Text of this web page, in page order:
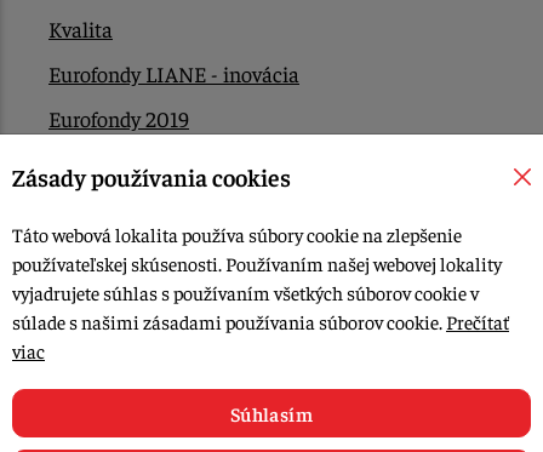
Kvalita
Eurofondy LIANE - inovácia
Eurofondy 2019
Eurofondy 2022/2023
Kontakt
© 2015-2026, LIANA GOLIAŠ s.r.o. všetky práva vyhradené.
Upraviť nastavenia Cookies
Zásady používania cookies
Táto webová lokalita používa súbory cookie na zlepšenie
používateľskej skúsenosti. Používaním našej webovej lokality
vyjadrujete súhlas s používaním všetkých súborov cookie v
súlade s našimi zásadami používania súborov cookie. Prečítať
viac
Súhlasím